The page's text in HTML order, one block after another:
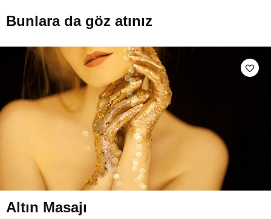
Bunlara da göz atınız
Altın Masajı